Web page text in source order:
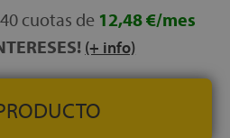
noches
cuotas de 12,48 €/mes
(+ info)